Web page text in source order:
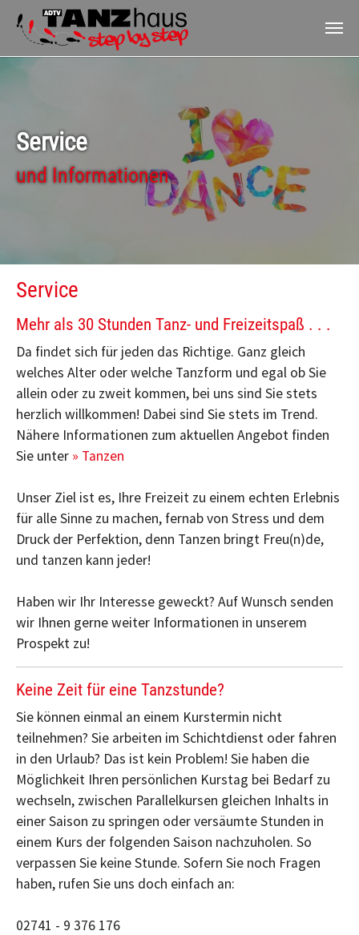
Service
und Informationen
Service
Mehr als 30 Stunden Tanz- und Freizeitspaß . . .
Da findet sich für jeden das Richtige. Ganz gleich
welches Alter oder welche Tanzform und egal ob Sie
allein oder zu zweit kommen, bei uns sind Sie stets
herzlich willkommen! Dabei sind Sie stets im Trend.
Nähere Informationen zum aktuellen Angebot finden
Sie unter » Tanzen
Unser Ziel ist es, Ihre Freizeit zu einem echten Erlebnis
für alle Sinne zu machen, fernab von Stress und dem
Druck der Perfektion, denn Tanzen bringt Freu(n)de,
und tanzen kann jeder!
Haben wir Ihr Interesse geweckt? Auf Wunsch senden
wir Ihnen gerne weiter Informationen in unserem
Prospekt zu!
Keine Zeit für eine Tanzstunde?
Sie können einmal an einem Kurstermin nicht
teilnehmen? Sie arbeiten im Schichtdienst oder fahren
in den Urlaub? Das ist kein Problem! Sie haben die
Möglichkeit Ihren persönlichen Kurstag bei Bedarf zu
wechseln, zwischen Parallelkursen gleichen Inhalts in
einer Saison zu springen oder versäumte Stunden in
einem Kurs der folgenden Saison nachzuholen. So
verpassen Sie keine Stunde. Sofern Sie noch Fragen
haben, rufen Sie uns doch einfach an:
02741 - 9 376 176